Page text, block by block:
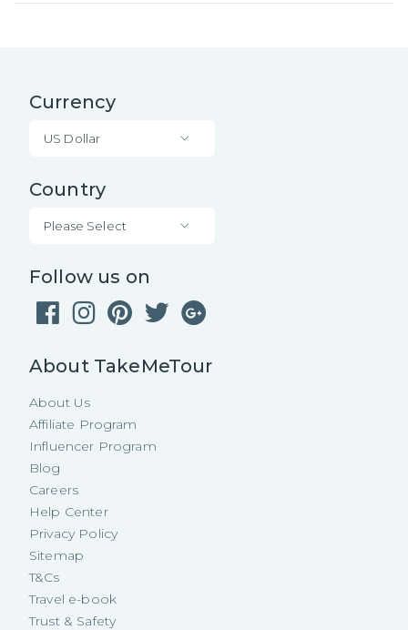
Currency
US Dollar
Country
Please Select
Follow us on
About TakeMeTour
About Us
Affiliate Program
Influencer Program
Blog
Careers
Help Center
Privacy Policy
Sitemap
T&Cs
Travel e-book
Trust & Safety